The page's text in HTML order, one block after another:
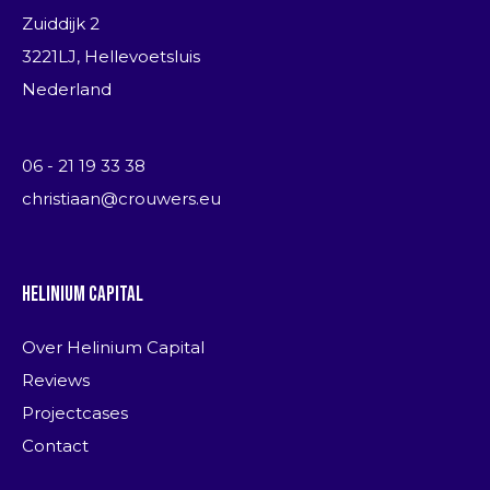
Zuiddijk 2
3221LJ, Hellevoetsluis
Nederland
06 - 21 19 33 38
christiaan@crouwers.eu
Helinium Capital
Over Helinium Capital
Reviews
Projectcases
Contact